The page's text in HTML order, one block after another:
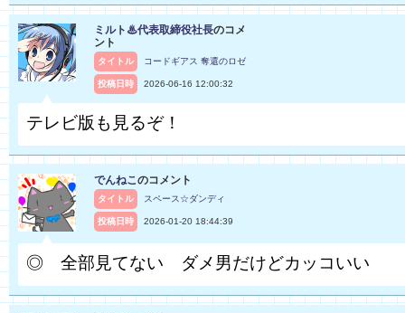
ミルト♨代表取締役社長のコメ
ント
タイトル コードギアス 奪還のロゼ
投稿日時 2026-06-16 12:00:32
テレビ版も見るぞ！
でんねこのコメント
タイトル スペース☆ダンディ
投稿日時 2026-01-20 18:44:39
◎ 全部見てない ダメ男だけどカッコいい